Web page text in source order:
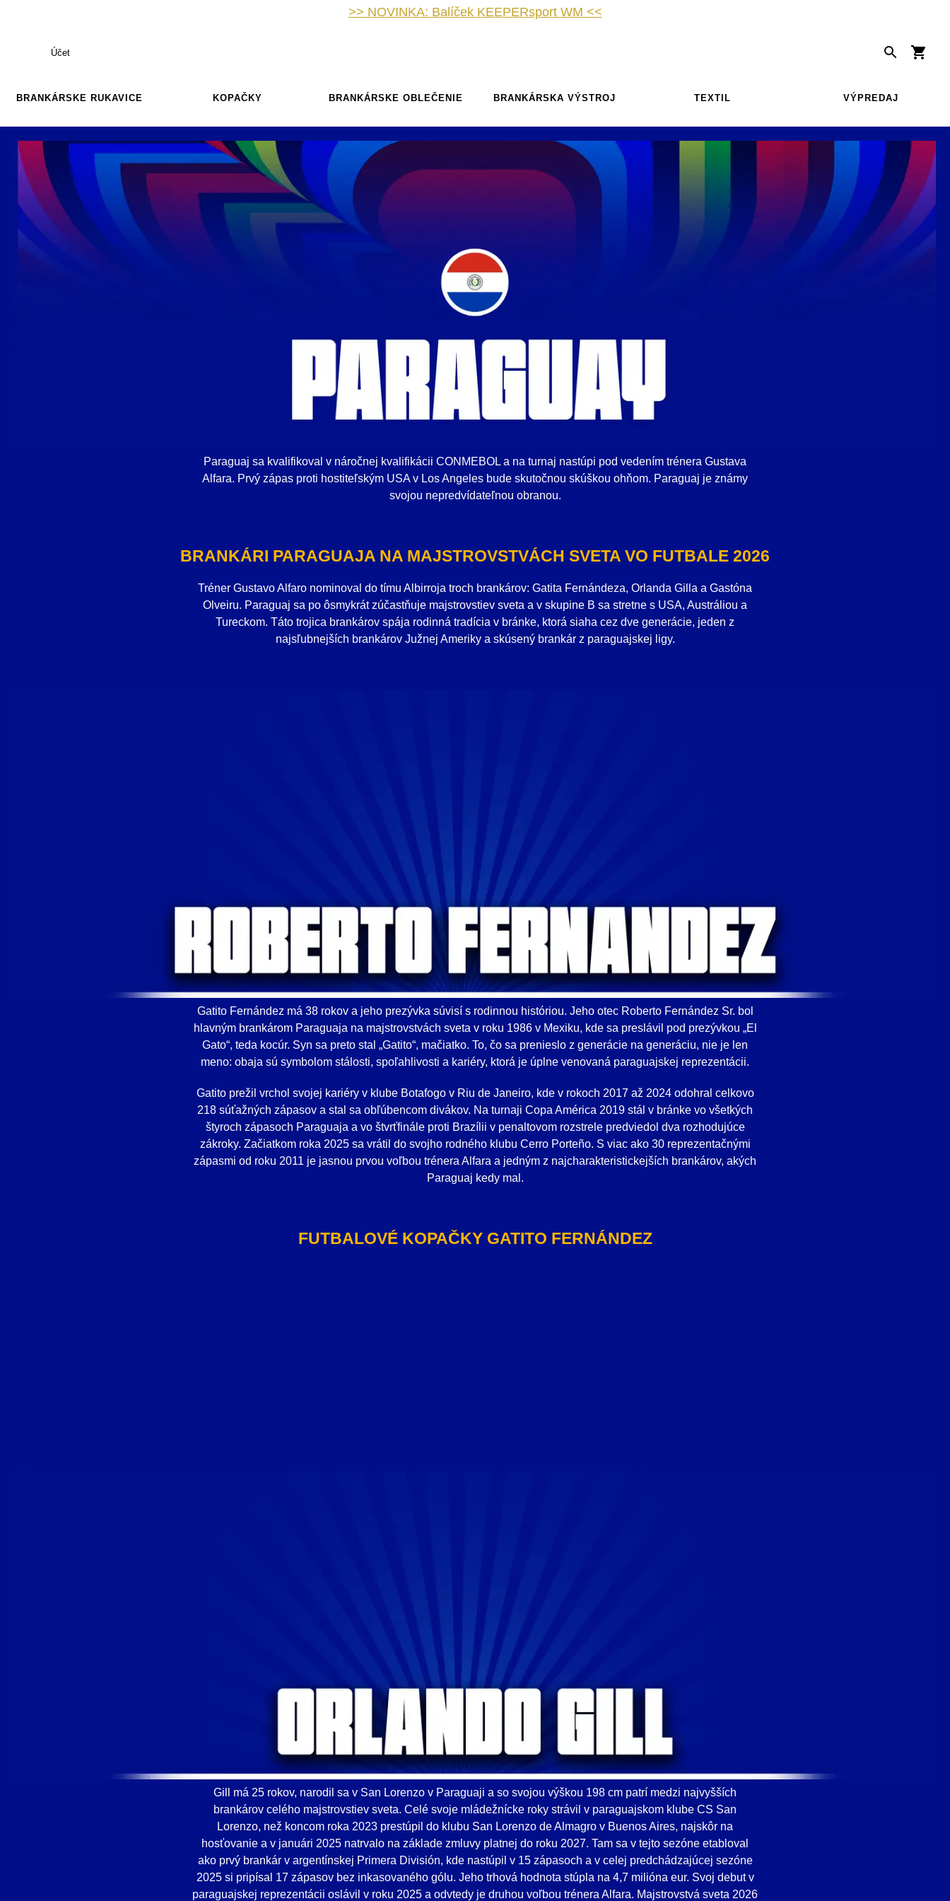
>> NOVINKA: Balíček KEEPERsport WM <<
Účet
BRANKÁRSKE RUKAVICE KOPAČKY BRANKÁRSKE OBLEČENIE BRANKÁRSKA VÝSTROJ TEXTIL VÝPREDAJ
Paraguaj sa kvalifikoval v náročnej kvalifikácii CONMEBOL a na turnaj nastúpi pod vedením trénera Gustava
Alfara. Prvý zápas proti hostiteľským USA v Los Angeles bude skutočnou skúškou ohňom. Paraguaj je známy
svojou nepredvídateľnou obranou.
BRANKÁRI PARAGUAJA NA MAJSTROVSTVÁCH SVETA VO FUTBALE 2026
Tréner Gustavo Alfaro nominoval do tímu Albirroja troch brankárov: Gatita Fernándeza, Orlanda Gilla a Gastóna
Olveiru. Paraguaj sa po ôsmykrát zúčastňuje majstrovstiev sveta a v skupine B sa stretne s USA, Austráliou a
Tureckom. Táto trojica brankárov spája rodinná tradícia v bránke, ktorá siaha cez dve generácie, jeden z
najsľubnejších brankárov Južnej Ameriky a skúsený brankár z paraguajskej ligy.
Gatito Fernández má 38 rokov a jeho prezývka súvisí s rodinnou históriou. Jeho otec Roberto Fernández Sr. bol
hlavným brankárom Paraguaja na majstrovstvách sveta v roku 1986 v Mexiku, kde sa preslávil pod prezývkou „El
Gato“, teda kocúr. Syn sa preto stal „Gatito“, mačiatko. To, čo sa prenieslo z generácie na generáciu, nie je len
meno: obaja sú symbolom stálosti, spoľahlivosti a kariéry, ktorá je úplne venovaná paraguajskej reprezentácii.
Gatito prežil vrchol svojej kariéry v klube Botafogo v Riu de Janeiro, kde v rokoch 2017 až 2024 odohral celkovo
218 súťažných zápasov a stal sa obľúbencom divákov. Na turnaji Copa América 2019 stál v bránke vo všetkých
štyroch zápasoch Paraguaja a vo štvrťfinále proti Brazílii v penaltovom rozstrele predviedol dva rozhodujúce
zákroky. Začiatkom roka 2025 sa vrátil do svojho rodného klubu Cerro Porteño. S viac ako 30 reprezentačnými
zápasmi od roku 2011 je jasnou prvou voľbou trénera Alfara a jedným z najcharakteristickejších brankárov, akých
Paraguaj kedy mal.
FUTBALOVÉ KOPAČKY GATITO FERNÁNDEZ
Gill má 25 rokov, narodil sa v San Lorenzo v Paraguaji a so svojou výškou 198 cm patrí medzi najvyšších
brankárov celého majstrovstiev sveta. Celé svoje mládežnícke roky strávil v paraguajskom klube CS San
Lorenzo, než koncom roka 2023 prestúpil do klubu San Lorenzo de Almagro v Buenos Aires, najskôr na
hosťovanie a v januári 2025 natrvalo na základe zmluvy platnej do roku 2027. Tam sa v tejto sezóne etabloval
ako prvý brankár v argentínskej Primera División, kde nastúpil v 15 zápasoch a v celej predchádzajúcej sezóne
2025 si pripísal 17 zápasov bez inkasovaného gólu. Jeho trhová hodnota stúpla na 4,7 milióna eur. Svoj debut v
paraguajskej reprezentácii oslávil v roku 2025 a odvtedy je druhou voľbou trénera Alfara. Majstrovstvá sveta 2026